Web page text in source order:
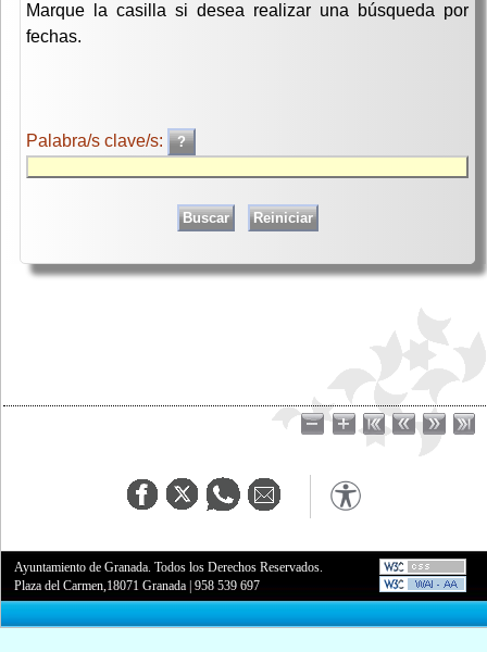
Marque la casilla si desea realizar una búsqueda por
fechas.
Palabra/s clave/s:
Ayuntamiento de Granada. Todos los Derechos Reservados.
Plaza del Carmen,18071 Granada |958 539 697